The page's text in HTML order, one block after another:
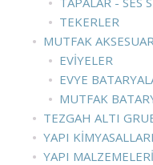
TEKERLER
MUTFAK
EVIYELER
EVYE
MUTFAK
TEZGAH ALTI
YAPI
YAPI MALZEMELERI